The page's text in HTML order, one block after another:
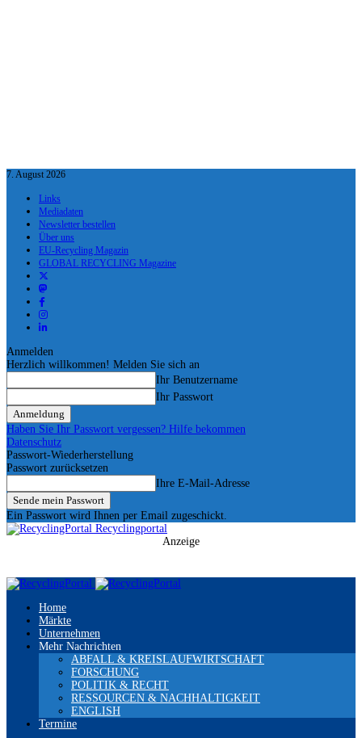
7. August 2026
Links
Mediadaten
Newsletter bestellen
Über uns
EU-Recycling Magazin
GLOBAL RECYCLING Magazine
Anmelden
Herzlich willkommen! Melden Sie sich an
Ihr Benutzername
Ihr Passwort
Haben Sie Ihr Passwort vergessen? Hilfe bekommen
Datenschutz
Passwort-Wiederherstellung
Passwort zurücksetzen
Ihre E-Mail-Adresse
Ein Passwort wird Ihnen per Email zugeschickt.
Recyclingportal
Anzeige
Home
Märkte
Unternehmen
Mehr Nachrichten
ABFALL & KREISLAUFWIRTSCHAFT
FORSCHUNG
POLITIK & RECHT
RESSOURCEN & NACHHALTIGKEIT
ENGLISH
Termine